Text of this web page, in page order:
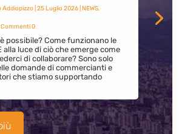
Addiopizzo| 25 Luglio 2026| NEWS,
0
possibile? Come funzionano le
alla luce di ciò che emerge come
di collaborare? Sono solo
domande di commercianti e
che stiamo supportando